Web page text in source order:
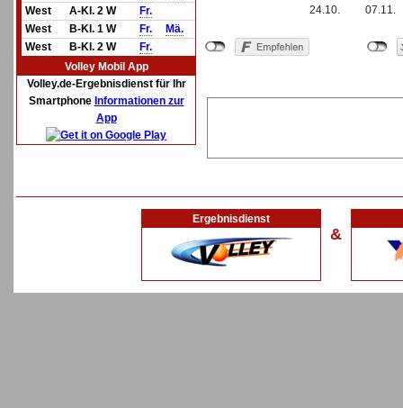
West
A-Kl. 2 W
Fr.
West
B-Kl. 1 W Fr.
Mä.
West
B-Kl. 2 W
Fr.
Volley Mobil App
Volley.de-Ergebnisdienst für Ihr
Smartphone Informationen zur
App
24.10.
07.11.
Ergebnisdienst
&